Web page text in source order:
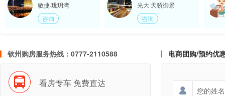
政策加码，消费投资全面提速！
敏捷·珑玥湾
咨询
光大·天骄御景
咨询
钦州购房服务热线：0777-2110588
看房专车 免费直达
电商团购/预约优